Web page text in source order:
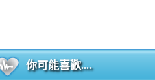
你可能喜歡....